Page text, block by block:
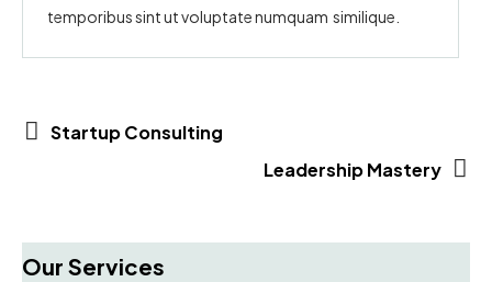
temporibus sint ut voluptate numquam similique.
Startup Consulting
Leadership Mastery
Our Services